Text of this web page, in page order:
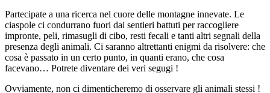
Partecipate a una ricerca nel cuore delle montagne innevate. Le
ciaspole ci condurrano fuori dai sentieri battuti per raccogliere
impronte, peli, rimasugli di cibo, resti fecali e tanti altri segnali della
presenza degli animali. Ci saranno altrettanti enigmi da risolvere: che
cosa è passato in un certo punto, in quanti erano, che cosa
facevano… Potrete diventare dei veri segugi !
Ovviamente, non ci dimenticheremo di osservare gli animali stessi !